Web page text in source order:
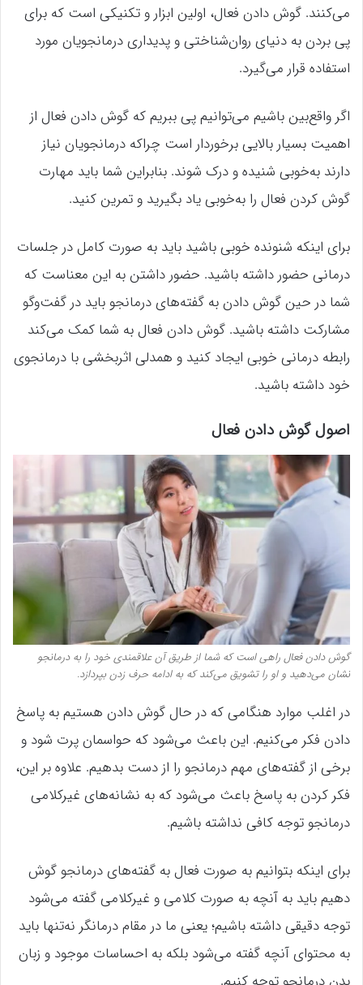
می‌کنند. گوش دادن فعال، اولین ابزار و تکنیکی است که برای
پی بردن به دنیای روان‌شناختی و پدیداری درمانجویان مورد
استفاده قرار می‌گیرد.
اگر واقع‌بین باشیم می‌توانیم پی ببریم که گوش دادن فعال از
اهمیت بسیار بالایی برخوردار است چراکه درمانجویان نیاز
دارند به‌خوبی شنیده و درک شوند. بنابراین شما باید مهارت
گوش کردن فعال را به‌خوبی یاد بگیرید و تمرین کنید.
برای اینکه شنونده خوبی باشید باید به صورت کامل در جلسات
درمانی حضور داشته باشید. حضور داشتن به این معناست که
شما در حین گوش دادن به گفته‌های درمانجو باید در گفت‌وگو
مشارکت داشته باشید. گوش دادن فعال به شما کمک می‌کند
رابطه درمانی خوبی ایجاد کنید و همدلی اثربخشی با درمانجوی
خود داشته باشید.
اصول گوش دادن فعال
گوش دادن فعال راهی است که شما از طریق آن علاقمندی خود را به درمانجو
نشان می‌دهید و او را تشویق می‌کند که به ادامه حرف زدن بپردازد.
در اغلب موارد هنگامی که در حال گوش دادن هستیم به پاسخ
دادن فکر می‌کنیم. این باعث می‌شود که حواسمان پرت شود و
برخی از گفته‌های مهم درمانجو را از دست بدهیم. علاوه بر این،
فکر کردن به پاسخ باعث می‌شود که به نشانه‌های غیرکلامی
درمانجو توجه کافی نداشته باشیم.
برای اینکه بتوانیم به صورت فعال به گفته‌های درمانجو گوش
دهیم باید به آنچه به صورت کلامی و غیرکلامی گفته می‌شود
توجه دقیقی داشته باشیم؛ یعنی ما در مقام درمانگر نه‌تنها باید
به محتوای آنچه گفته می‌شود بلکه به احساسات موجود و زبان